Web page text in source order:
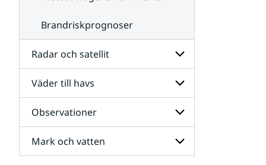
Brandriskprognoser
Radar och satellit
Undersidor
för
Radar
och
satellit
Väder till havs
Undersidor
för
Väder
till
havs
Observationer
Undersidor
för
Mark och vatten